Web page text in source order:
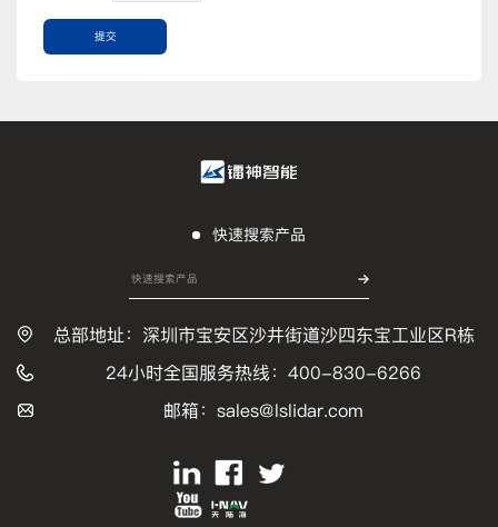
提交
快速搜索产品
总部地址：深圳市宝安区沙井街道沙四东宝工业区R栋
24小时全国服务热线：400-830-6266
邮箱：sales@lslidar.com